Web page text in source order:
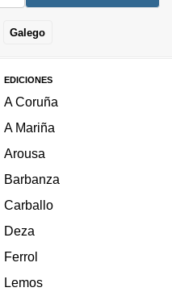
Galego
EDICIONES
A Coruña
A Mariña
Arousa
Barbanza
Carballo
Deza
Ferrol
Lemos